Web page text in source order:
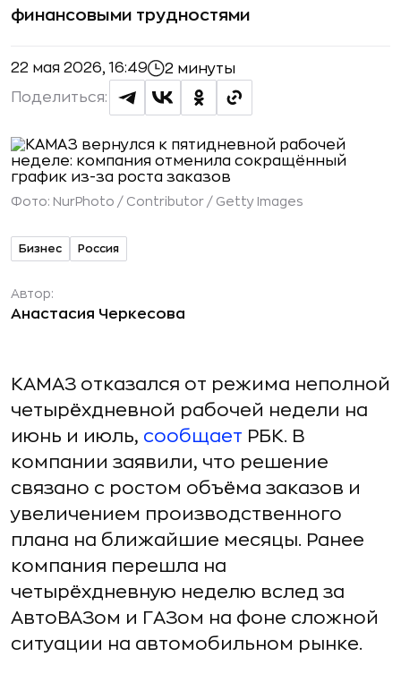
финансовыми трудностями
22 мая 2026, 16:49 2 минуты
Поделиться:
Фото: NurPhoto / Contributor / Getty Images
Бизнес Россия
Автор:
Анастасия Черкесова
КАМАЗ отказался от режима неполной
четырёхдневной рабочей недели на
июнь и июль, сообщает РБК. В
компании заявили, что решение
связано с ростом объёма заказов и
увеличением производственного
плана на ближайшие месяцы. Ранее
компания перешла на
четырёхдневную неделю вслед за
АвтоВАЗом и ГАЗом на фоне сложной
ситуации на автомобильном рынке.